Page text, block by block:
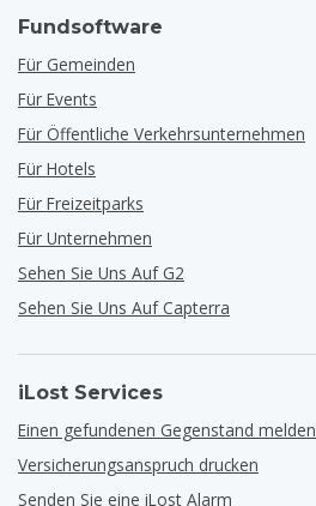
Fundsoftware
Für Gemeinden
Für Events
Für Öffentliche Verkehrsunternehmen
Für Hotels
Für Freizeitparks
Für Unternehmen
Sehen Sie Uns Auf G2
Sehen Sie Uns Auf Capterra
iLost Services
Einen gefundenen Gegenstand melden
Versicherungsanspruch drucken
Senden Sie eine iLost Alarm